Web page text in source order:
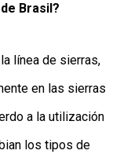
Brasil?
línea de sierras,
en las sierras
a la utilización
los tipos de